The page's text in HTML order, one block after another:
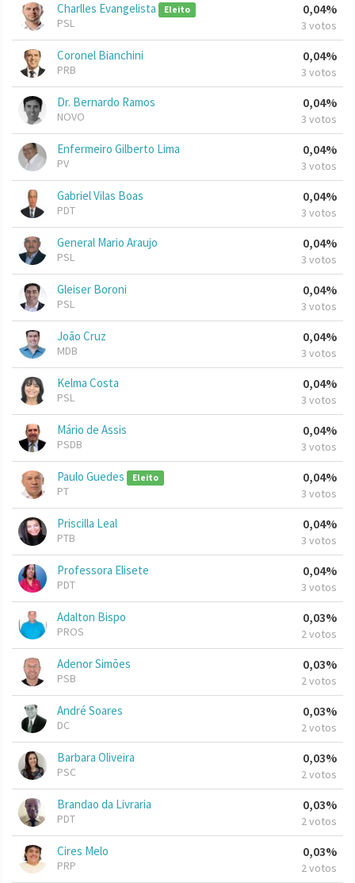
Charlles Evangelista Eleito
PSL
0,04%
3 votos
Coronel Bianchini
PRB
0,04%
3 votos
Dr. Bernardo Ramos
NOVO
0,04%
3 votos
Enfermeiro Gilberto Lima
PV
0,04%
3 votos
Gabriel Vilas Boas
PDT
0,04%
3 votos
General Mario Araujo
PSL
0,04%
3 votos
Gleiser Boroni
PSL
0,04%
3 votos
João Cruz
MDB
0,04%
3 votos
Kelma Costa
PSL
0,04%
3 votos
Mário de Assis
PSDB
0,04%
3 votos
Paulo Guedes Eleito
PT
0,04%
3 votos
Priscilla Leal
PTB
0,04%
3 votos
Professora Elisete
PDT
0,04%
3 votos
Adalton Bispo
PROS
0,03%
2 votos
Adenor Simões
PSB
0,03%
2 votos
André Soares
DC
0,03%
2 votos
Barbara Oliveira
PSC
0,03%
2 votos
Brandao da Livraria
PDT
0,03%
2 votos
Cires Melo
PRP
0,03%
2 votos